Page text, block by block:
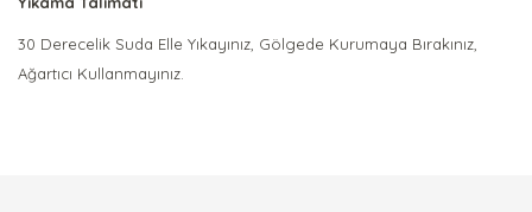
30 Derecelik Suda Elle Yıkayınız, Gölgede Kurumaya Bırakınız,
Ağartıcı Kullanmayınız.